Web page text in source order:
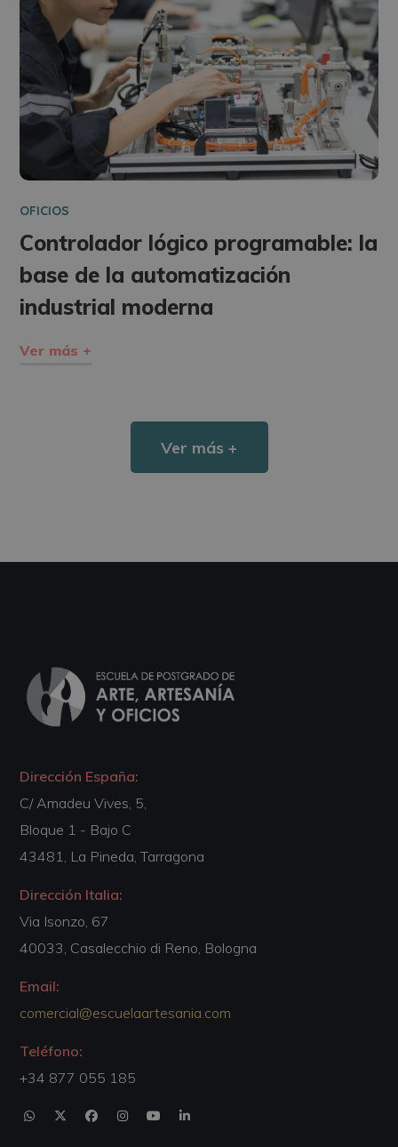
OFICIOS
Controlador lógico programable: la
base de la automatización
industrial moderna
Ver más +
Ver más +
Dirección España:
C/ Amadeu Vives, 5,
Bloque 1 - Bajo C
43481, La Pineda, Tarragona
Dirección Italia:
Via Isonzo, 67
40033, Casalecchio di Reno, Bologna
Email:
comercial@escuelaartesania.com
Teléfono:
+34 877 055 185